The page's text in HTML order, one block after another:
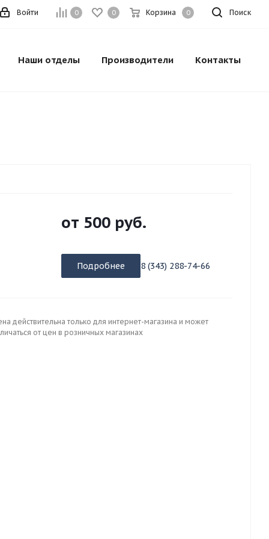
Поиск
0 0 Корзина 0
Войти
Наши отделы Производители Контакты
от 500 руб.
Подробнее 8 (343) 288-74-66
действительна только для интернет-магазина и может
от цен в розничных магазинах